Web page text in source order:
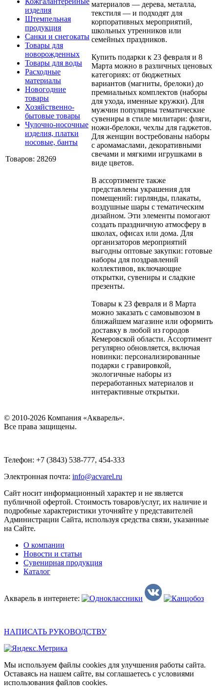
изделия
Штемпельная
продукция
Санки и снегокаты
Товары для
новорожденных
Товары для воды
Расходные
материалы
Новогодние
товары
Хозяйственно-
бытовые товары
Чулочно-носочные
изделия, платки
носовые, банты
Товаров: 28269
материалов — дерева, металла,
текстиля — и подходят для
корпоративных мероприятий,
школьных утренников или
семейных праздников.
Купить подарки к 23 февраля и 8
Марта можно в различных ценовых
категориях: от бюджетных
вариантов (магниты, брелоки) до
премиальных комплектов (наборы
для ухода, именные кружки). Для
мужчин популярны тематические
сувениры в стиле милитари: фляги,
ножи-брелоки, чехлы для гаджетов.
Для женщин востребованы наборы
с аромамаслами, декоративными
свечами и мягкими игрушками в
виде цветов.
В ассортименте также
представлены украшения для
помещений: гирлянды, плакаты,
воздушные шары с тематическим
дизайном. Эти элементы помогают
создать праздничную атмосферу в
школах, офисах или дома. Для
организаторов мероприятий
выгодны оптовые закупки: готовые
наборы для поздравлений
коллективов, включающие
открытки, сувениры и сладкие
презенты.
Товары к 23 февраля и 8 Марта
можно заказать с самовывозом в
ближайшем магазине или оформить
доставку в любой из городов
Кемеровской области. Ассортимент
регулярно обновляется, включая
новинки: персонализированные
подарки с гравировкой,
экологичные наборы из
переработанных материалов и
интерактивные открытки.
© 2010-2026 Компания «Акварель».
Все права защищены.
Телефон: +7 (3843) 538-777, 454-333
Электронная почта: info@acvarel.ru
Сайт носит информационный характер и не является
публичной офертой. Стоимость товаров/услуг, их наличие и
подробные характеристики уточняйте у представителей
Администрации Сайта, используя средства связи, указанные
на Сайте.
О компании
Новости и статьи
Сувенирная продукция
Каталог
Акварель в интернете:
НАПИСАТЬ РУКОВОДСТВУ
Мы используем файлы cookies для улучшения работы сайта.
Оставаясь на нашем сайте, вы соглашаетесь с условиями
использования файлов cookies.